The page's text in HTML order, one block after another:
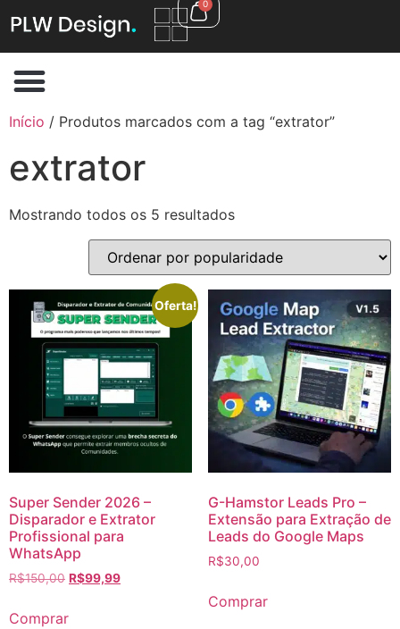
0
Início / Produtos marcados com a tag “extrator”
extrator
Mostrando todos os 5 resultados
Oferta!
Super Sender 2026 –
Disparador e Extrator
Profissional para
WhatsApp
R$150,00 R$99,99
Comprar
G-Hamstor Leads Pro –
Extensão para Extração de
Leads do Google Maps
R$30,00
Comprar